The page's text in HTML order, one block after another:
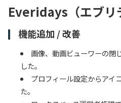
Everidays（エブリ
機能追加 / 改善
画像、動画ビューワーの閉
した。
プロフィール設定からアイ
た。